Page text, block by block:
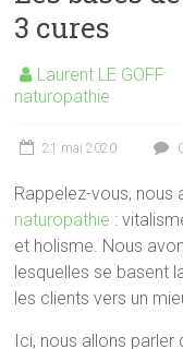
3 cures
Laurent LE GOFF
naturopathie
21 mai 2020
Rappelez-vous, nous
naturopathie :
et holisme. Nous
lesquelles se basent
les clients vers un
Ici, nous allons parler